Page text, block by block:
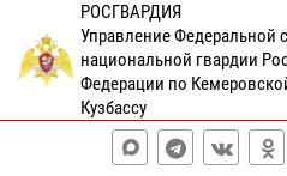
РОСГВАРДИЯ
Управление Федеральной
национальной гвардии
Федерации по
Кузбассу